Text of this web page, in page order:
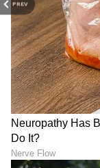
PREV